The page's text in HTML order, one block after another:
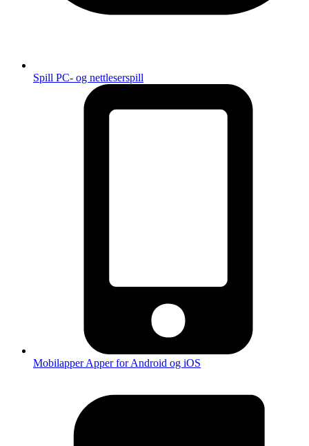
Spill PC- og nettleserspill
MobilapperApper for Android og iOS